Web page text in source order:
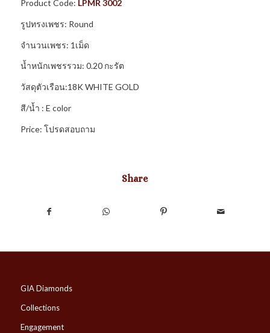
Product Code: LPMR 3002
รูปทรงเพชร: Round
จำนวนเพชร: 1เม็ด
น้ำหนักเพชรรวม: 0.20 กะรัต
วัสดุตัวเรือน:18K WHITE GOLD
สี/น้ำ : E color
Price: โปรดสอบถาม
Share
GIA Diamonds
Collections
Engagement